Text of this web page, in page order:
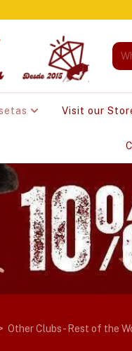
Visit our
Other Clubs - Rest of the